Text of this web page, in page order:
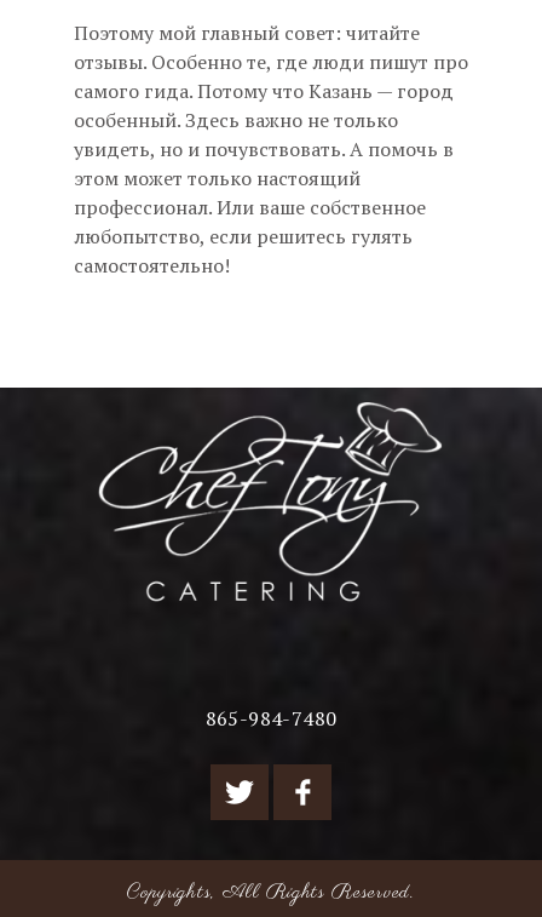
Поэтому мой главный совет: читайте
отзывы. Особенно те, где люди пишут про
самого гида. Потому что Казань — город
особенный. Здесь важно не только
увидеть, но и почувствовать. А помочь в
этом может только настоящий
профессионал. Или ваше собственное
любопытство, если решитесь гулять
самостоятельно!
865-984-7480
Copyrights, All Rights Reserved.